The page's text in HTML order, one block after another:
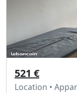
521 €
Location •